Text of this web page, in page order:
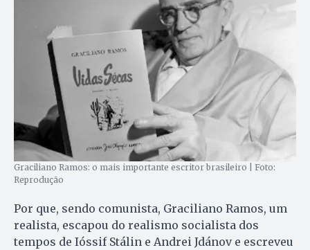
Graciliano Ramos: o mais importante escritor brasileiro | Foto:
Reprodução
Por que, sendo comunista, Graciliano Ramos, um
realista, escapou do realismo socialista dos
tempos de Ióssif Stálin e Andrei Jdánov e escreveu